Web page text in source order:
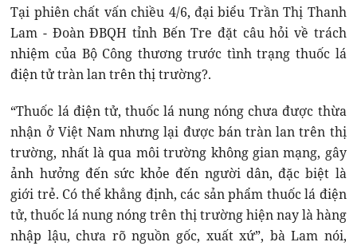
Tại phiên chất vấn chiều 4/6, đại biểu Trần Thị Thanh
Lam - Đoàn ĐBQH tỉnh Bến Tre đặt câu hỏi về trách
nhiệm của Bộ Công thương trước tình trạng thuốc lá
điện tử tràn lan trên thị trường?.
“Thuốc lá điện tử, thuốc lá nung nóng chưa được thừa
nhận ở Việt Nam nhưng lại được bán tràn lan trên thị
trường, nhất là qua môi trường không gian mạng, gây
ảnh hưởng đến sức khỏe đến người dân, đặc biệt là
giới trẻ. Có thể khẳng định, các sản phẩm thuốc lá điện
tử, thuốc lá nung nóng trên thị trường hiện nay là hàng
nhập lậu, chưa rõ nguồn gốc, xuất xứ”, bà Lam nói,